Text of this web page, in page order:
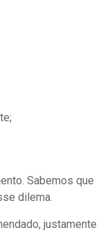
Sabemos que
dilema.
justamente